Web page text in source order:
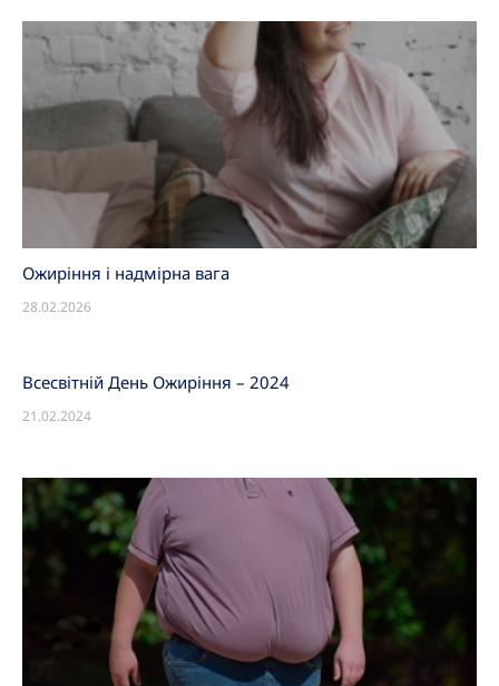
Ожиріння і надмірна вага
28.02.2026
Всесвітній День Ожиріння – 2024
21.02.2024